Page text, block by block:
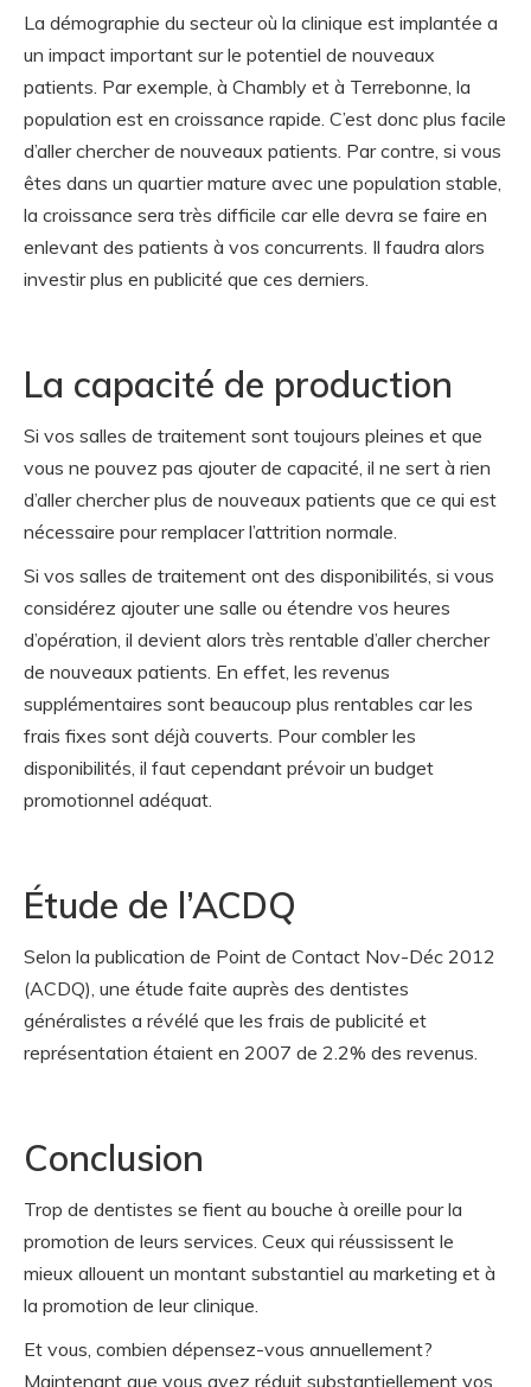
La démographie du secteur où la clinique est implantée a
un impact important sur le potentiel de nouveaux
patients. Par exemple, à Chambly et à Terrebonne, la
population est en croissance rapide. C’est donc plus facile
d’aller chercher de nouveaux patients. Par contre, si vous
êtes dans un quartier mature avec une population stable,
la croissance sera très difficile car elle devra se faire en
enlevant des patients à vos concurrents. Il faudra alors
investir plus en publicité que ces derniers.
La capacité de production
Si vos salles de traitement sont toujours pleines et que
vous ne pouvez pas ajouter de capacité, il ne sert à rien
d’aller chercher plus de nouveaux patients que ce qui est
nécessaire pour remplacer l’attrition normale.
Si vos salles de traitement ont des disponibilités, si vous
considérez ajouter une salle ou étendre vos heures
d’opération, il devient alors très rentable d’aller chercher
de nouveaux patients. En effet, les revenus
supplémentaires sont beaucoup plus rentables car les
frais fixes sont déjà couverts. Pour combler les
disponibilités, il faut cependant prévoir un budget
promotionnel adéquat.
Étude de l’ACDQ
Selon la publication de Point de Contact Nov-Déc 2012
(ACDQ), une étude faite auprès des dentistes
généralistes a révélé que les frais de publicité et
représentation étaient en 2007 de 2.2% des revenus.
Conclusion
Trop de dentistes se fient au bouche à oreille pour la
promotion de leurs services. Ceux qui réussissent le
mieux allouent un montant substantiel au marketing et à
la promotion de leur clinique.
Et vous, combien dépensez-vous annuellement?
Maintenant que vous avez réduit substantiellement vos